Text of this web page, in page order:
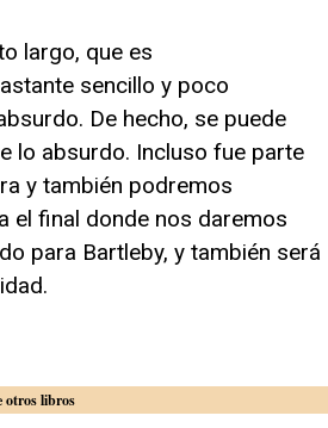
largo, que es
sencillo y poco
De hecho, se puede
lo absurdo. Incluso fue parte
y también podremos
el final donde nos daremos
para Bartleby, y también será
otros libros